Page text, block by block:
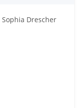
Sophia Drescher